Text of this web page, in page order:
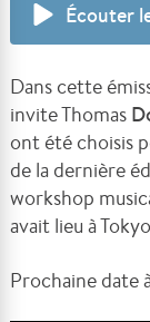
Écouter
Dans cette
invite Thomas
ont été choisis
de la dernière
workshop
avait lieu à
Prochaine date